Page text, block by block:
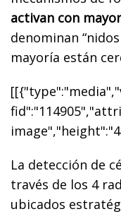
activan con
denominan
mayoría están
La detección de
través de los 4
ubicados